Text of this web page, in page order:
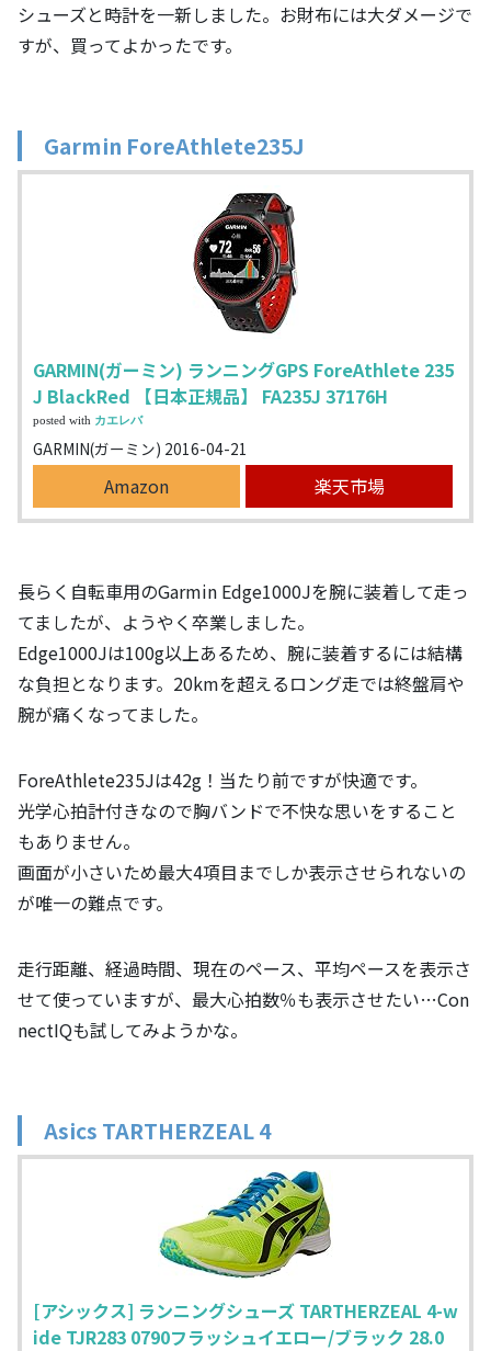
シューズと時計を一新しました。お財布には大ダメージで
すが、買ってよかったです。
Garmin ForeAthlete235J
GARMIN(ガーミン) ランニングGPS ForeAthlete 235
J BlackRed 【日本正規品】 FA235J 37176H
posted with カエレバ
GARMIN(ガーミン) 2016-04-21
Amazon 楽天市場
長らく自転車用のGarmin Edge1000Jを腕に装着して走っ
てましたが、ようやく卒業しました。
Edge1000Jは100g以上あるため、腕に装着するには結構
な負担となります。20kmを超えるロング走では終盤肩や
腕が痛くなってました。
ForeAthlete235Jは42g！当たり前ですが快適です。
光学心拍計付きなので胸バンドで不快な思いをすること
もありません。
画面が小さいため最大4項目までしか表示させられないの
が唯一の難点です。
走行距離、経過時間、現在のペース、平均ペースを表示さ
せて使っていますが、最大心拍数％も表示させたい…Con
nectIQも試してみようかな。
Asics TARTHERZEAL 4
[アシックス] ランニングシューズ TARTHERZEAL 4-w
ide TJR283 0790フラッシュイエロー/ブラック 28.0